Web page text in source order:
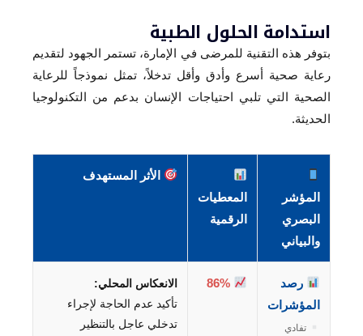
استدامة الحلول الطبية
بتوفر هذه التقنية للمرضى في الإمارة، تستمر الجهود لتقديم
رعاية صحية أسرع وأدق وأقل تدخلاً، تمثل نموذجاً للرعاية
الصحية التي تلبي احتياجات الإنسان بدعم من التكنولوجيا
الحديثة.
المؤشر
البصري
والبياني
المعطيات
الرقمية
الأثر المستهدف
رصد
المؤشرات
تفادي
86%
الانعكاس المحلي:
تأكيد عدم الحاجة لإجراء
تدخلي عاجل بالتنظير